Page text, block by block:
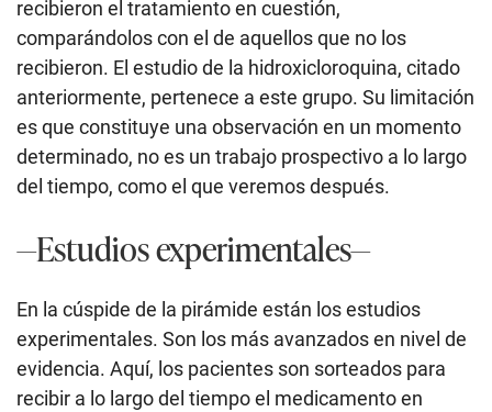
recibieron el tratamiento en cuestión,
comparándolos con el de aquellos que no los
recibieron. El estudio de la hidroxicloroquina, citado
anteriormente, pertenece a este grupo. Su limitación
es que constituye una observación en un momento
determinado, no es un trabajo prospectivo a lo largo
del tiempo, como el que veremos después.
—Estudios experimentales—
En la cúspide de la pirámide están los estudios
experimentales. Son los más avanzados en nivel de
evidencia. Aquí, los pacientes son sorteados para
recibir a lo largo del tiempo el medicamento en